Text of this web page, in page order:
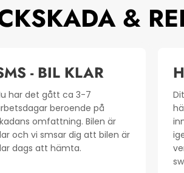
&
- BIL KLAR
har det gått ca 3-7
beroende på
omfattning. Bilen är
och vi smsar dig att bilen är
dags att hämta.